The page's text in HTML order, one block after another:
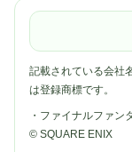
記載されている会社
は登録商標です。
・ファイナルファン
© SQUARE ENIX